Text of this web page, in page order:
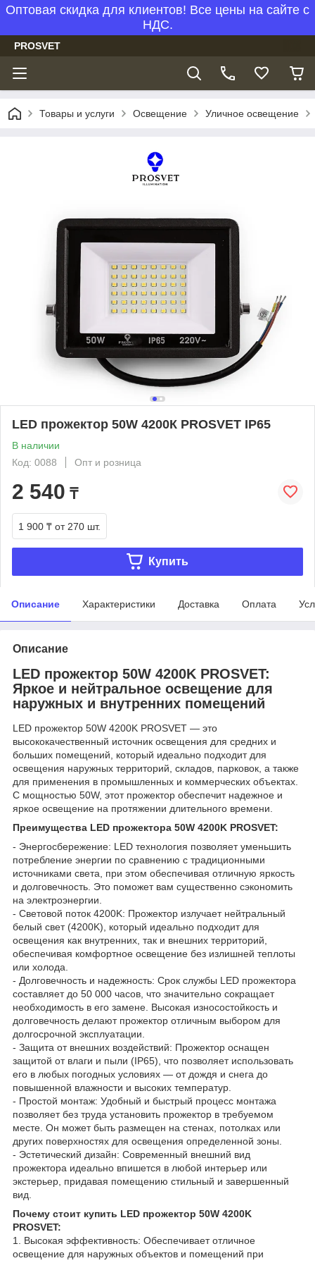
Оптовая скидка для клиентов! Все цены на сайте с
НДС.
PROSVET
Товары и услуги Освещение Уличное освещение
LED прожектор 50W 4200К PROSVET IP65
В наличии
Код: 0088
Опт и розница
2 540 ₸
1 900 ₸ от 270 шт.
Купить
Описание Характеристики Доставка Оплата
Описание
LED прожектор 50W 4200K PROSVET:
Яркое и нейтральное освещение для
наружных и внутренних помещений
LED прожектор 50W 4200K PROSVET — это
высококачественный источник освещения для средних и
больших помещений, который идеально подходит для
освещения наружных территорий, складов, парковок, а также
для применения в промышленных и коммерческих объектах.
С мощностью 50W, этот прожектор обеспечит надежное и
яркое освещение на протяжении длительного времени.
Преимущества LED прожектора 50W 4200K PROSVET:
- Энергосбережение: LED технология позволяет уменьшить
потребление энергии по сравнению с традиционными
источниками света, при этом обеспечивая отличную яркость
и долговечность. Это поможет вам существенно сэкономить
на электроэнергии.
- Световой поток 4200K: Прожектор излучает нейтральный
белый свет (4200K), который идеально подходит для
освещения как внутренних, так и внешних территорий,
обеспечивая комфортное освещение без излишней теплоты
или холода.
- Долговечность и надежность: Срок службы LED прожектора
составляет до 50 000 часов, что значительно сокращает
необходимость в его замене. Высокая износостойкость и
долговечность делают прожектор отличным выбором для
долгосрочной эксплуатации.
- Защита от внешних воздействий: Прожектор оснащен
защитой от влаги и пыли (IP65), что позволяет использовать
его в любых погодных условиях — от дождя и снега до
повышенной влажности и высоких температур.
- Простой монтаж: Удобный и быстрый процесс монтажа
позволяет без труда установить прожектор в требуемом
месте. Он может быть размещен на стенах, потолках или
других поверхностях для освещения определенной зоны.
- Эстетический дизайн: Современный внешний вид
прожектора идеально впишется в любой интерьер или
экстерьер, придавая помещению стильный и завершенный
вид.
Почему стоит купить LED прожектор 50W 4200K
PROSVET:
1. Высокая эффективность: Обеспечивает отличное
освещение для наружных объектов и помещений при